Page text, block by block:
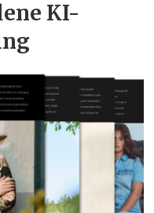
KI-